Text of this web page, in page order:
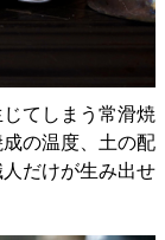
てしまう常滑焼
の温度、土の配
だけが生み出せ